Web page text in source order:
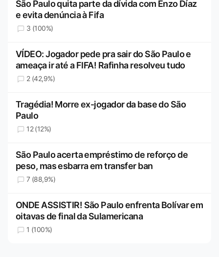
São Paulo quita parte da dívida com Enzo Díaz
e evita denúncia à Fifa
3 (100%)
VÍDEO: Jogador pede pra sair do São Paulo e
ameaça ir até a FIFA! Rafinha resolveu tudo
2 (42,9%)
Tragédia! Morre ex-jogador da base do São
Paulo
12 (12%)
São Paulo acerta empréstimo de reforço de
peso, mas esbarra em transfer ban
7 (88,9%)
ONDE ASSISTIR! São Paulo enfrenta Bolívar em
oitavas de final da Sulamericana
1 (100%)